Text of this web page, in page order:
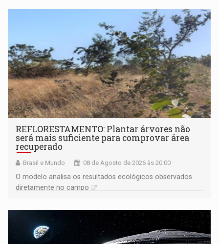
REFLORESTAMENTO: Plantar árvores não
será mais suficiente para comprovar área
recuperado
Brasil e Mundo 08 de Agosto de 2026 às 20:00
O modelo analisa os resultados ecológicos observados
diretamente no campo